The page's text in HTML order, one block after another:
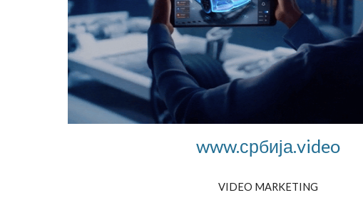
www.србија.video
VIDEO MARKETING